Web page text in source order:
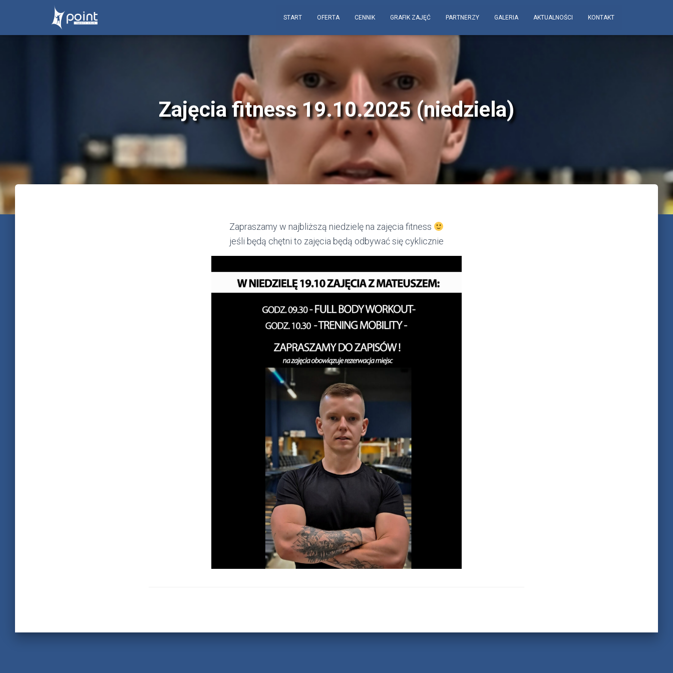
START OFERTA CENNIK GRAFIK ZAJĘĆ PARTNERZY GALERIA AKTUALNOŚCI KONTAKT
Zajęcia fitness 19.10.2025 (niedziela)
Zapraszamy w najbliższą niedzielę na zajęcia fitness
jeśli będą chętni to zajęcia będą odbywać się cyklicznie